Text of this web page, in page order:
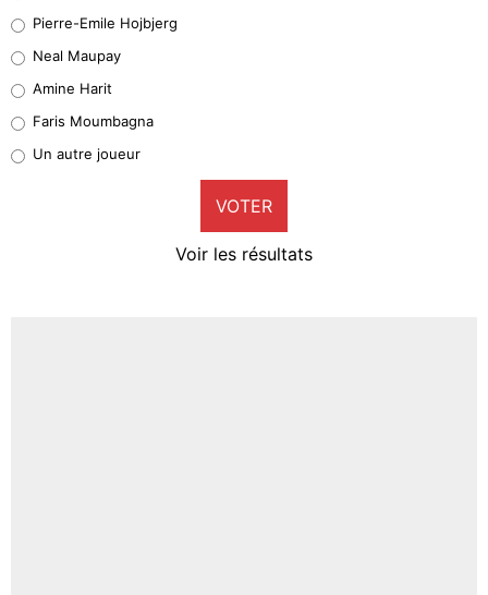
5%
1%
9%
Pierre-Emile Hojbjerg
Neal Maupay
Amine Harit
Faris Moumbagna
Un autre joueur
VOTER
Voir les résultats